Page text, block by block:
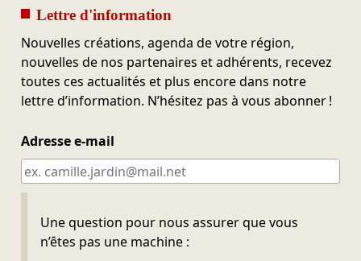
Lettre d'information
Nouvelles créations, agenda de votre région,
nouvelles de nos partenaires et adhérents, recevez
toutes ces actualités et plus encore dans notre
lettre d’information. N’hésitez pas à vous abonner !
Adresse e-mail
Une question pour nous assurer que vous
n’êtes pas une machine :
Ne pas remplir